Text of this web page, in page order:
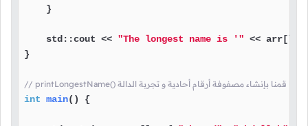
    }
    std::cout <<
"The longest name is '" <<
}
// printLongestName() هنا قمنا بإنشاء مصفوفة أرقام أحادية و تجربة الدالة
int main() {